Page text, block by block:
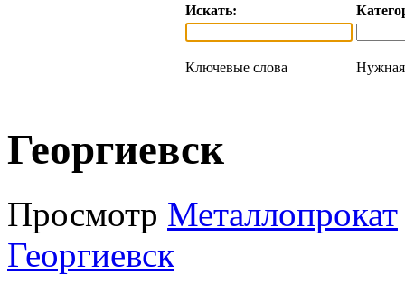
Искать:
Ключевые слова Нужная
Георгиевск
Просмотр Металлопрокат
Георгиевск